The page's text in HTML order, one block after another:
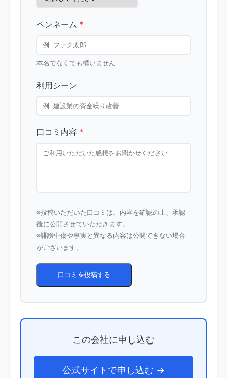
ペンネーム *
本名でなくても構いません
利用シーン
口コミ内容 *
※投稿いただいた口コミは、内容を確認の上、承認
後に公開させていただきます。
※誹謗中傷や事実と異なる内容は公開できない場合
がございます。
口コミを投稿する
この会社に申し込む
公式サイトで申し込む →